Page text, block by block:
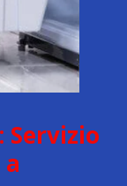
Servizio